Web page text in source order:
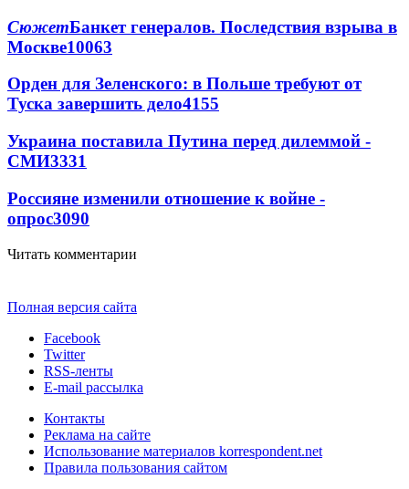
СюжетБанкет генералов. Последствия взрыва в
Москве10063
Орден для Зеленского: в Польше требуют от
Туска завершить дело4155
Украина поставила Путина перед дилеммой -
СМИ3331
Россияне изменили отношение к войне -
опрос3090
Читать комментарии
Полная версия сайта
Facebook
Twitter
RSS-ленты
E-mail рассылка
Контакты
Реклама на сайте
Использование материалов korrespondent.net
Правила пользования сайтом